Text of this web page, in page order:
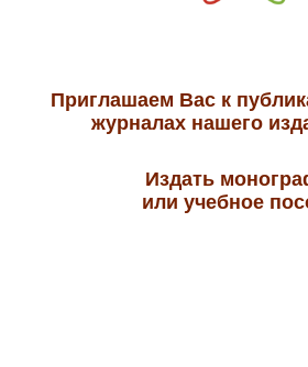
Приглашаем Вас к
журналах нашего
Издать
или учебное